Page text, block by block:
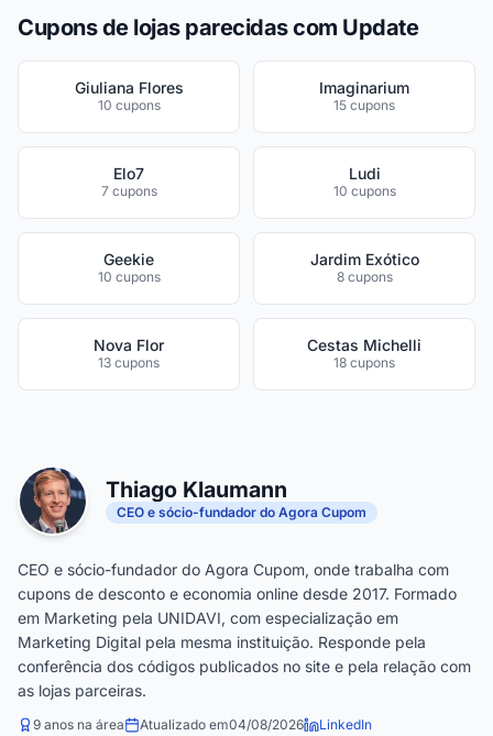
Cupons de lojas parecidas com Update
Giuliana Flores
10 cupons
Imaginarium
15 cupons
Elo7
7 cupons
Ludi
10 cupons
Geekie
10 cupons
Jardim Exótico
8 cupons
Nova Flor
13 cupons
Cestas Michelli
18 cupons
Thiago Klaumann
CEO e sócio-fundador do Agora Cupom
CEO e sócio-fundador do Agora Cupom, onde trabalha com
cupons de desconto e economia online desde 2017. Formado
em Marketing pela UNIDAVI, com especialização em
Marketing Digital pela mesma instituição. Responde pela
conferência dos códigos publicados no site e pela relação com
as lojas parceiras.
9 anos na área Atualizado em04/08/2026 LinkedIn